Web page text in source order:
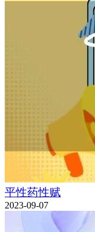
平性药性赋
2023-09-07